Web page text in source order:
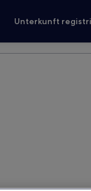
Unterkunft